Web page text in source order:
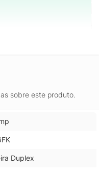
sobre este produto.
Duplex